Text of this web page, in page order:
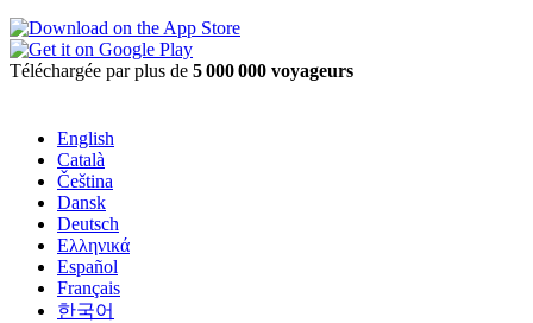
Téléchargée par plus de 5 000 000 voyageurs
English
Català
Čeština
Dansk
Deutsch
Ελληνικά
Español
Français
한국어